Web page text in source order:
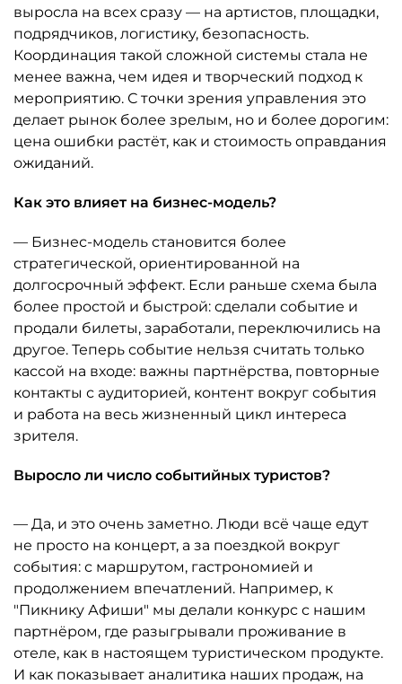
выросла на всех сразу — на артистов, площадки,
подрядчиков, логистику, безопасность.
Координация такой сложной системы стала не
менее важна, чем идея и творческий подход к
мероприятию. С точки зрения управления это
делает рынок более зрелым, но и более дорогим:
цена ошибки растёт, как и стоимость оправдания
ожиданий.
Как это влияет на бизнес-модель?
— Бизнес-модель становится более
стратегической, ориентированной на
долгосрочный эффект. Если раньше схема была
более простой и быстрой: сделали событие и
продали билеты, заработали, переключились на
другое. Теперь событие нельзя считать только
кассой на входе: важны партнёрства, повторные
контакты с аудиторией, контент вокруг события
и работа на весь жизненный цикл интереса
зрителя.
Выросло ли число событийных туристов?
— Да, и это очень заметно. Люди всё чаще едут
не просто на концерт, а за поездкой вокруг
события: с маршрутом, гастрономией и
продолжением впечатлений. Например, к
"Пикнику Афиши" мы делали конкурс с нашим
партнёром, где разыгрывали проживание в
отеле, как в настоящем туристическом продукте.
И как показывает аналитика наших продаж, на